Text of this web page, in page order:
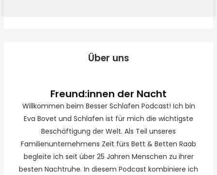
Über uns
Freund:innen der Nacht
Willkommen beim Besser Schlafen Podcast! Ich bin
Eva Bovet und Schlafen ist für mich die wichtigste
Beschäftigung der Welt. Als Teil unseres
Familienunternehmens Zeit fürs Bett & Betten Raab
begleite ich seit über 25 Jahren Menschen zu ihrer
besten Nachtruhe. In diesem Podcast kombiniere ich